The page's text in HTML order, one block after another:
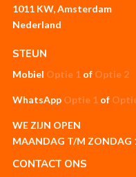
1011 KW, Amsterdam
Nederland
STEUN
Mobiel Optie 1 of Optie 2
WhatsApp Optie 1 of
WE ZIJN OPEN
MAANDAG T/M ZONDAG
CONTACT ONS